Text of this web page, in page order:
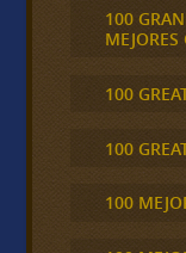
100
MEJORES
100
100
100